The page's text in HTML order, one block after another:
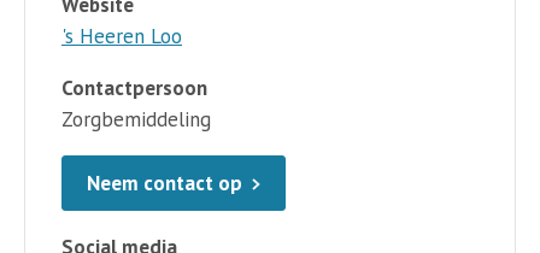
's Heeren Loo
Contactpersoon
Zorgbemiddeling
Neem contact op
Social media